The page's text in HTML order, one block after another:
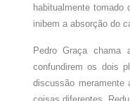
habitualmente tomado
inibem a absorção do
Pedro Graça chama
confundirem os dois
discussão meramente